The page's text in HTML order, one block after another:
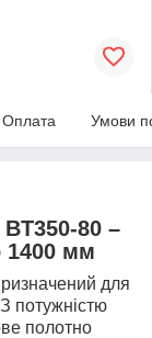
Оплата Умови
80 –
1400 мм
для
потужністю
полотно